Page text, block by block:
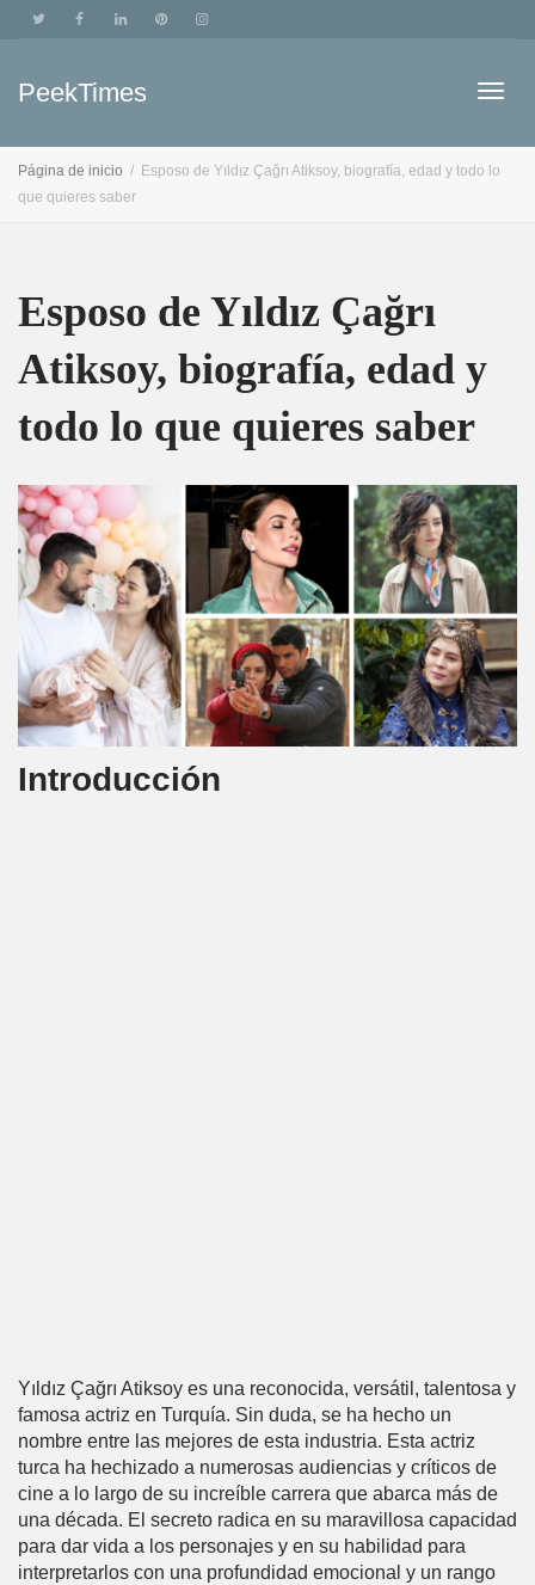
PeekTimes
Página de inicio
Esposo de Yıldız Çağrı Atiksoy, biografía, edad y todo lo
que quieres saber
Esposo de Yıldız Çağrı
Atiksoy, biografía, edad y
todo lo que quieres saber
Introducción
Yıldız Çağrı Atiksoy es una reconocida, versátil, talentosa y
famosa actriz en Turquía. Sin duda, se ha hecho un
nombre entre las mejores de esta industria. Esta actriz
turca ha hechizado a numerosas audiencias y críticos de
cine a lo largo de su increíble carrera que abarca más de
una década. El secreto radica en su maravillosa capacidad
para dar vida a los personajes y en su habilidad para
interpretarlos con una profundidad emocional y un rango